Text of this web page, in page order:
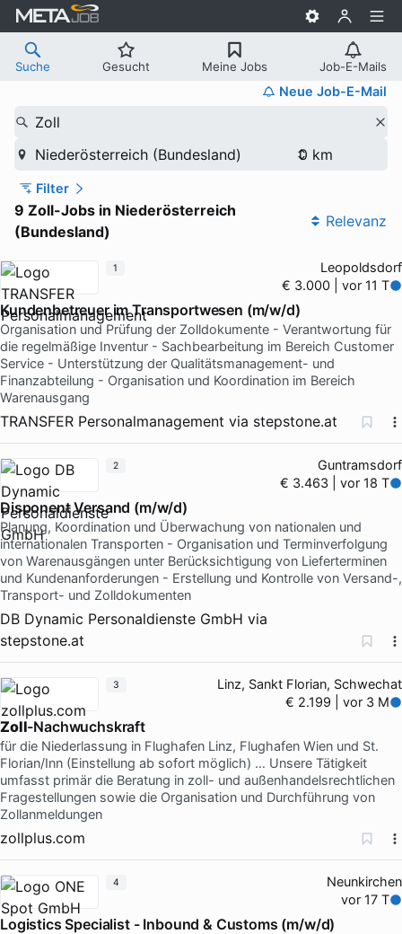
Suche Gesucht Meine Jobs Job-E-Mails
Neue Job-E-Mail
Zoll
Niederösterreich (Bundesland)
Filter
9 Zoll-Jobs in Niederösterreich
(Bundesland)
Relevanz
Leopoldsdorf
€ 3.000 | vor 11 T
Kundenbetreuer im Transportwesen (m/w/d)
Organisation und Prüfung der Zolldokumente - Verantwortung für
die regelmäßige Inventur - Sachbearbeitung im Bereich Customer
Service - Unterstützung der Qualitätsmanagement- und
Finanzabteilung - Organisation und Koordination im Bereich
Warenausgang
TRANSFER Personalmanagement via stepstone.at
1
Guntramsdorf
€ 3.463 | vor 18 T
Disponent Versand (m/w/d)
Planung, Koordination und Überwachung von nationalen und
internationalen Transporten - Organisation und Terminverfolgung
von Warenausgängen unter Berücksichtigung von Lieferterminen
und Kundenanforderungen - Erstellung und Kontrolle von Versand-,
Transport- und Zolldokumenten
DB Dynamic Personaldienste GmbH via
stepstone.at
2
Linz, Sankt Florian, Schwechat
€ 2.199 | vor 3 M
Zoll-Nachwuchskraft
für die Niederlassung in Flughafen Linz, Flughafen Wien und St.
Florian/Inn (Einstellung ab sofort möglich) … Unsere Tätigkeit
umfasst primär die Beratung in zoll- und außenhandelsrechtlichen
Fragestellungen sowie die Organisation und Durchführung von
Zollanmeldungen
zollplus.com
3
Neunkirchen
vor 17 T
Logistics Specialist - Inbound & Customs (m/w/d)
4